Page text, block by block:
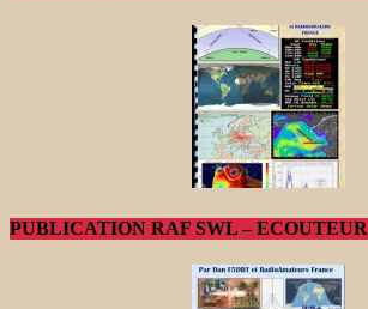
PUBLICATION RAF SWL – ECOUTEUR